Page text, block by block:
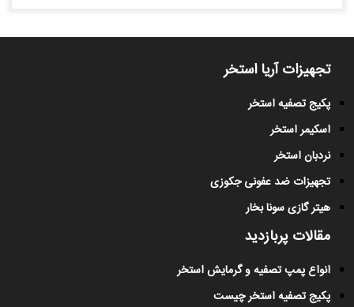
تجهیزات آریا استخر
پکیج تصفیه استخر
اسکیمر استخر
نردبان استخر
تجهیزات ضد عفونی جکوزی
هیتر گازی سونا بخار
مقالات پربازدید
انواع پمپ تصفیه و گرمایش استخر
پکیج تصفیه استخر چیست